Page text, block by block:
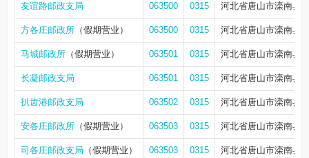
友谊路邮政支局 063500 0315 河北省唐山市滦南县
方各庄邮政所 （假期营业） 063500 0315 河北省唐山市滦南县
马城邮政所 （假期营业） 063501 0315 河北省唐山市滦南县
长凝邮政支局 063501 0315 河北省唐山市滦南县
扒齿港邮政支局 063502 0315 河北省唐山市滦南县
安各庄邮政所 （假期营业） 063503 0315 河北省唐山市滦南县
司各庄邮政支局 （假期营业） 063503 0315 河北省唐山市滦南县